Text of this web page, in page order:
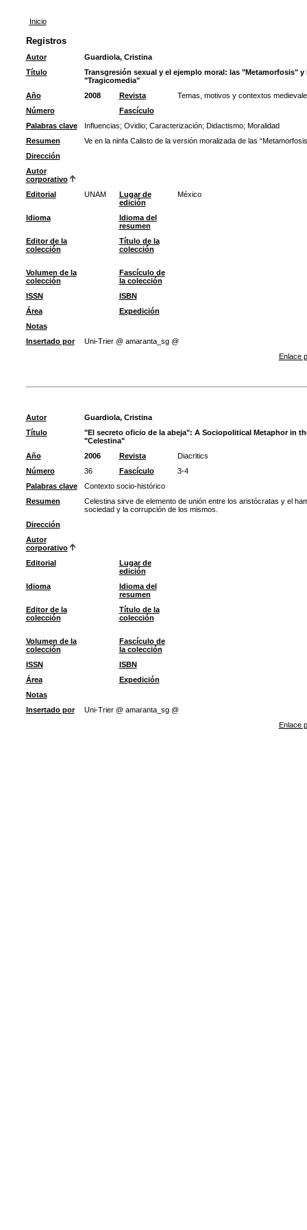
Inicio
Registros
Autor
Guardiola, Cristina
Título
Transgresión sexual y el ejemplo moral: las "Metamorfosis" y
"Tragicomedia"
Año
2008 Revista
Temas, motivos y contextos
Número
Fascículo
Palabras clave
Influencias; Ovidio; Caracterización; Didactismo; Moralidad
Resumen
Ve en la ninfa Calisto de la versión moralizada de las
Dirección
Autor
corporativo
Editorial
UNAM
Lugar de
edición
México
Idioma
Idioma del
resumen
Editor de la
colección
Título de la
colección
Volumen de la
colección
Fascículo de
la colección
ISSN
ISBN
Área
Expedición
Notas
Insertado por
Uni-Trier @ amaranta_sg @
Enlace
Autor
Guardiola, Cristina
Título
"El secreto oficio de la abeja": A Sociopolitical Metaphor in
"Celestina"
Año
2006 Revista
Diacritics
Número
36 Fascículo
3-4
Palabras clave
Contexto socio-histórico
Resumen
Celestina sirve de elemento de unión entre los aristócratas y el
sociedad y la corrupción de los mismos.
Dirección
Autor
corporativo
Editorial
Lugar de
edición
Idioma
Idioma del
resumen
Editor de la
colección
Título de la
colección
Volumen de la
colección
Fascículo de
la colección
ISSN
ISBN
Área
Expedición
Notas
Insertado por
Uni-Trier @ amaranta_sg @
Enlace